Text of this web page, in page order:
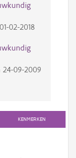
01-02-2018
24-09-2009
KENMERKEN